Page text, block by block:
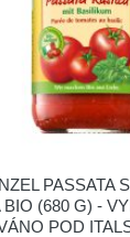
PASSATA
BIO (680 G) -
POD